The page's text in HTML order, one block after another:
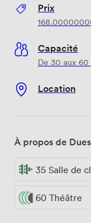
Prix
Capacité
De 30 aux 60
Location
À propos de
35 Salle de
60 Théâtre